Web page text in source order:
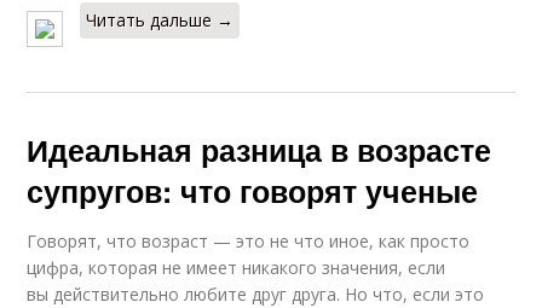
Читать дальше →
Идеальная разница в возрасте
супругов: что говорят ученые
Говорят, что возраст — это не что иное, как просто
цифра, которая не имеет никакого значения, если
вы действительно любите друг друга. Но что, если это